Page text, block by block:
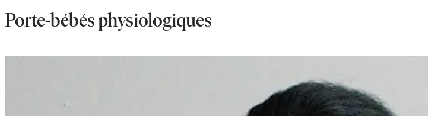
onglet
Porte-bébés physiologiques